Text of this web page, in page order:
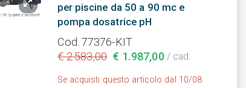
per piscine da 50 a 90 mc e
pompa dosatrice pH
Cod. 77376-KIT
€ 2.583,00 € 1.987,00/ cad.
Se acquisti questo articolo dal 10/08